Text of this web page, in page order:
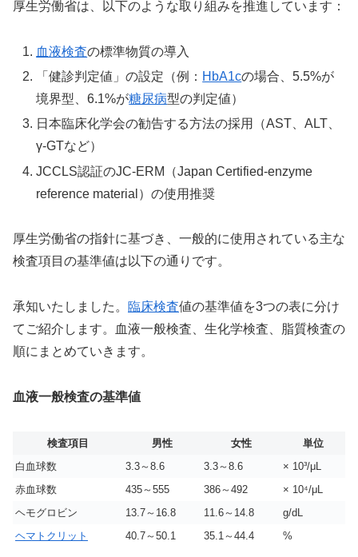
厚生労働省は、以下のような取り組みを推進しています：
血液検査の標準物質の導入
「健診判定値」の設定（例： HbA1cの場合、5.5%が
境界型、6.1%が糖尿病型の判定値）
日本臨床化学会の勧告する方法の採用（AST、ALT、
γ-GTなど）
JCCLS認証のJC-ERM（Japan Certified-enzyme
reference material）の使用推奨
厚生労働省の指針に基づき、一般的に使用されている主な
検査項目の基準値は以下の通りです。
承知いたしました。 臨床検査値の基準値を3つの表に分け
てご紹介します。血液一般検査、生化学検査、脂質検査の
順にまとめていきます。
血液一般検査の基準値
検査項目 男性 女性
単位
白血球数
3.3～8.6 3.3～8.6
× 10³/μL
赤血球数
435～555 386～492
× 10⁴/μL
ヘモグロビン
13.7～16.8 11.6～14.8
g/dL
ヘマトクリット
40.7～50.1 35.1～44.4 %